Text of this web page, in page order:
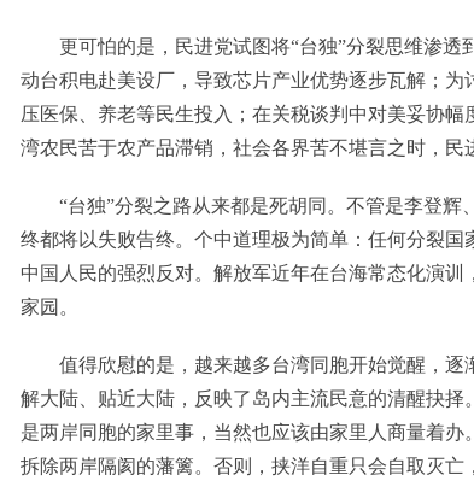
更可怕的是，民进党试图将“台独”分裂思维渗
动台积电赴美设厂，导致芯片产业优势逐步瓦解；
压医保、养老等民生投入；在关税谈判中对美妥协
湾农民苦于农产品滞销，社会各界苦不堪言之时，民
“台独”分裂之路从来都是死胡同。不管是李登
终都将以失败告终。个中道理极为简单：任何分裂
中国人民的强烈反对。解放军近年在台海常态化演
家园。
值得欣慰的是，越来越多台湾同胞开始觉醒，
解大陆、贴近大陆，反映了岛内主流民意的清醒抉
是两岸同胞的家里事，当然也应该由家里人商量着办
拆除两岸隔阂的藩篱。否则，挟洋自重只会自取灭亡